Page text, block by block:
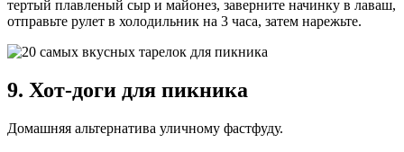
тертый плавленый сыр и майонез, заверните начинку в лаваш,
отправьте рулет в холодильник на 3 часа, затем нарежьте.
9. Хот-доги для пикника
Домашняя альтернатива уличному фастфуду.